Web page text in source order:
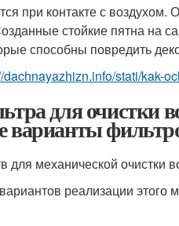
при контакте с
стойкие пятна на
способны повредить
dachnayazhizn.info/stati/kak-
для очистки
варианты
для механической
реализации этого